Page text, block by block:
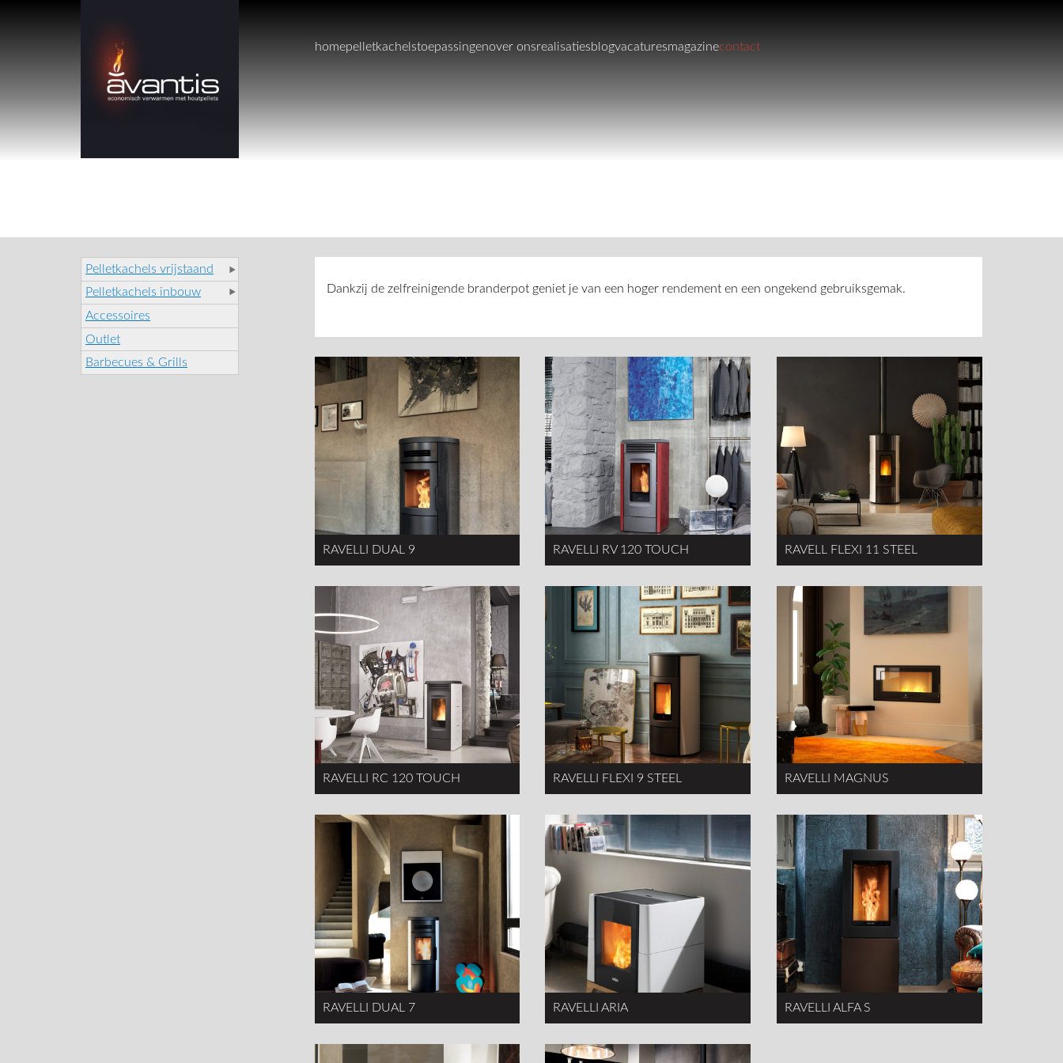
homepelletkachelstoepassingenover onsrealisatiesblogvacaturesmagazinecontact
Pelletkachels vrijstaand
Pelletkachels inbouw
Accessoires
Outlet
Barbecues & Grills
Dankzij de zelfreinigende branderpot geniet je van een hoger rendement en een ongekend gebruiksgemak.
RAVELLI DUAL 9 RAVELLI RV 120 TOUCH RAVELL FLEXI 11 STEEL
RAVELLI RC 120 TOUCH RAVELLI FLEXI 9 STEEL RAVELLI MAGNUS
RAVELLI DUAL 7 RAVELLI ARIA RAVELLI ALFA S